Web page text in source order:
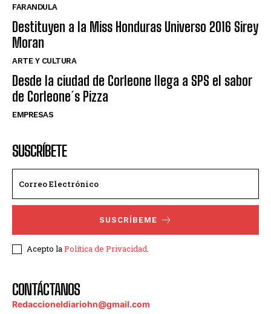
FARANDULA
Destituyen a la Miss Honduras Universo 2016 Sirey
Moran
ARTE Y CULTURA
Desde la ciudad de Corleone llega a SPS el sabor
de Corleone´s Pizza
EMPRESAS
SUSCRÍBETE
SUSCRÍBEME
Acepto laPolítica de Privacidad.
CONTÁCTANOS
Redaccioneldiariohn@gmail.com